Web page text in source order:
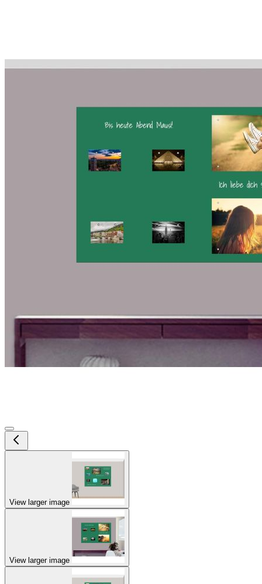
View larger image
View larger image